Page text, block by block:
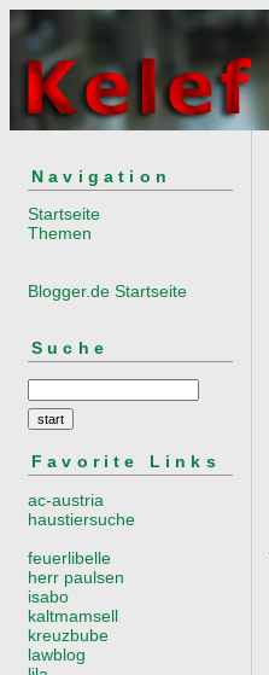
Navigation
Startseite
Themen
Blogger.de Startseite
Suche
Favorite Links
ac-austria
haustiersuche
feuerlibelle
herr paulsen
isabo
kaltmamsell
kreuzbube
lawblog